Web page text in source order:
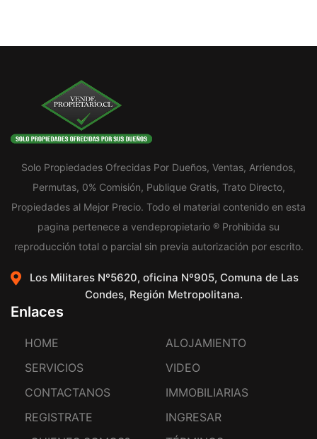
Solo Propiedades Ofrecidas Por Dueños, Ventas, Arriendos,
Permutas, 0% Comisión, Publique Gratis, Trato Directo,
Propiedades al Mejor Precio. Todo el material contenido en esta
pagina pertenece a vendepropietario ® Prohibida su
reproducción total o parcial sin previa autorización por escrito.
Los Militares Nº5620, oficina Nº905, Comuna de Las
Condes, Región Metropolitana.
Enlaces
HOME
ALOJAMIENTO
SERVICIOS
VIDEO
CONTACTANOS
IMMOBILIARIAS
REGISTRATE
INGRESAR